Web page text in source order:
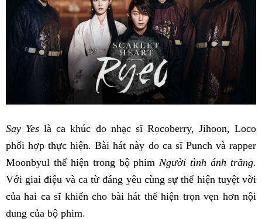
Say Yes là ca khúc do nhạc sĩ Rocoberry, Jihoon, Loco
phối hợp thực hiện. Bài hát này do ca sĩ Punch và rapper
Moonbyul thể hiện trong bộ phimNgười tình ánh trăng.
Với giai điệu và ca từ đáng yêu cùng sự thể hiện tuyệt vời
của hai ca sĩ khiến cho bài hát thể hiện trọn vẹn hơn nội
dung của bộ phim.